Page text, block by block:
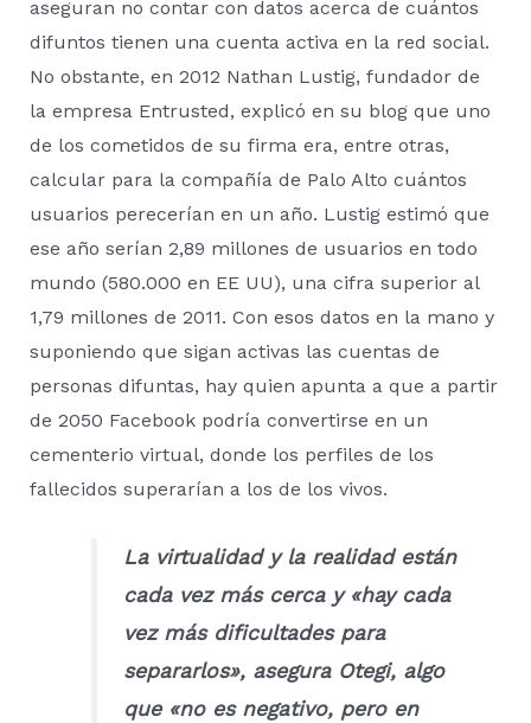
aseguran no contar con datos acerca de cuántos
difuntos tienen una cuenta activa en la red social.
No obstante, en 2012 Nathan Lustig, fundador de
la empresa Entrusted, explicó en su blog que uno
de los cometidos de su firma era, entre otras,
calcular para la compañía de Palo Alto cuántos
usuarios perecerían en un año. Lustig estimó que
ese año serían 2,89 millones de usuarios en todo
mundo (580.000 en EE UU), una cifra superior al
1,79 millones de 2011. Con esos datos en la mano y
suponiendo que sigan activas las cuentas de
personas difuntas, hay quien apunta a que a partir
de 2050 Facebook podría convertirse en un
cementerio virtual, donde los perfiles de los
fallecidos superarían a los de los vivos.
La virtualidad y la realidad están
cada vez más cerca y «hay cada
vez más dificultades para
separarlos», asegura Otegi, algo
que «no es negativo, pero en